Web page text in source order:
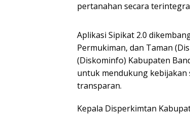
pertanahan secara
Aplikasi Sipikat 2.0
Permukiman, dan Taman
(Diskominfo) Kabupaten
untuk mendukung kebijakan
transparan.
Kepala Disperkimtan